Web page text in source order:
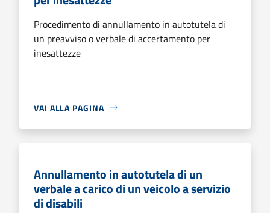
Procedimento di annullamento in autotutela di
un preavviso o verbale di accertamento per
inesattezze
VAI ALLA PAGINA
Annullamento in autotutela di un
verbale a carico di un veicolo a servizio
di disabili